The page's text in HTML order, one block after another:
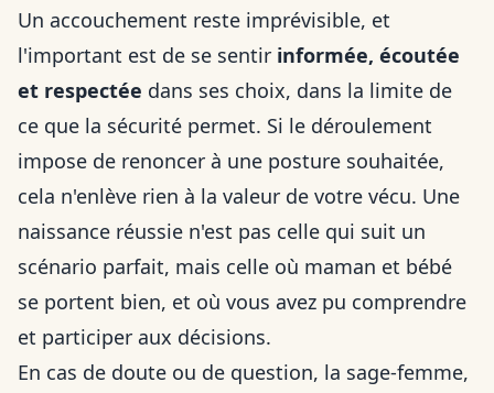
Un accouchement reste imprévisible, et
l'important est de se sentir informée, écoutée
et respectée dans ses choix, dans la limite de
ce que la sécurité permet. Si le déroulement
impose de renoncer à une posture souhaitée,
cela n'enlève rien à la valeur de votre vécu. Une
naissance réussie n'est pas celle qui suit un
scénario parfait, mais celle où maman et bébé
se portent bien, et où vous avez pu comprendre
et participer aux décisions.
En cas de doute ou de question, la sage-femme,